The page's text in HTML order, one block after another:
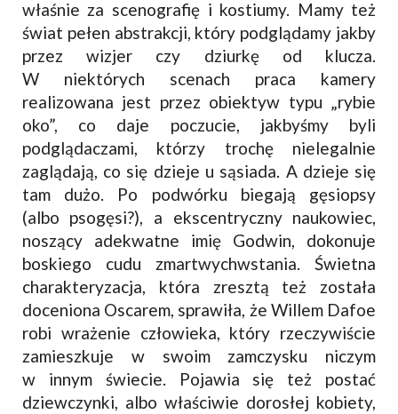
właśnie za scenografię i kostiumy. Mamy też
świat pełen abstrakcji, który podglądamy jakby
przez wizjer czy dziurkę od klucza.
W niektórych scenach praca kamery
realizowana jest przez obiektyw typu „rybie
oko”, co daje poczucie, jakbyśmy byli
podglądaczami, którzy trochę nielegalnie
zaglądają, co się dzieje u sąsiada. A dzieje się
tam dużo. Po podwórku biegają gęsiopsy
(albo psogęsi?), a ekscentryczny naukowiec,
noszący adekwatne imię Godwin, dokonuje
boskiego cudu zmartwychwstania. Świetna
charakteryzacja, która zresztą też została
doceniona Oscarem, sprawiła, że Willem Dafoe
robi wrażenie człowieka, który rzeczywiście
zamieszkuje w swoim zamczysku niczym
w innym świecie. Pojawia się też postać
dziewczynki, albo właściwie dorosłej kobiety,